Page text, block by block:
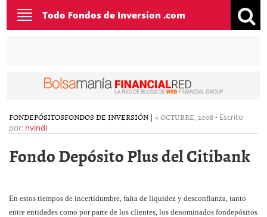
Toggle
navigation
Todo Fondos de Inversion .com
FONDEPÓSITOSFONDOS DE INVERSIÓN | 4 OCTUBRE, 2008- Escrito
por: nvindi
Fondo Depósito Plus del Citibank
En estos tiempos de incertidumbre, falta de liquidez y desconfianza, tanto
entre entidades como por parte de los clientes, los denominados fondepósitos